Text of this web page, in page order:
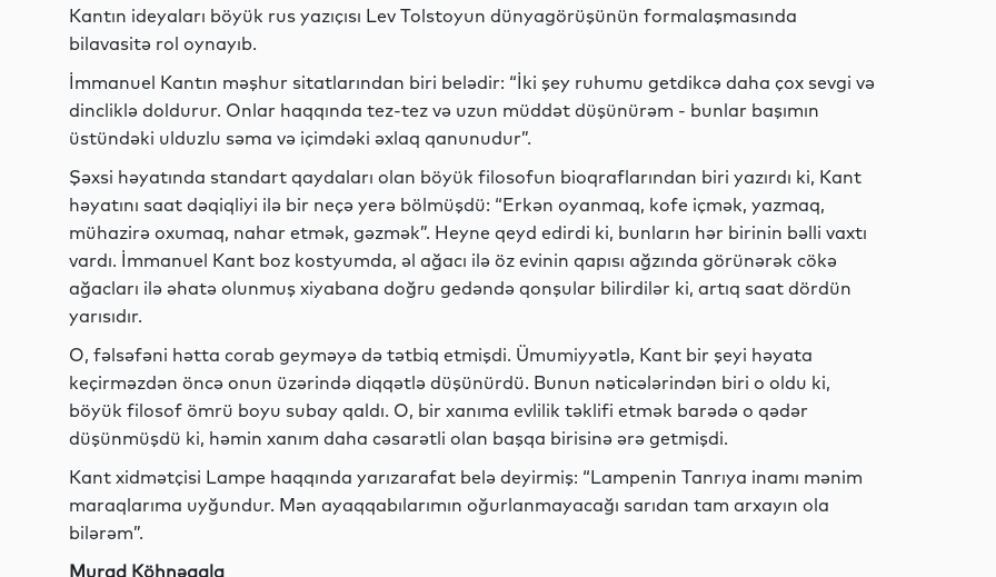
Kantın ideyaları böyük rus yazıçısı Lev Tolstoyun dünyagörüşünün formalaşmasında
bilavasitə rol oynayıb.
İmmanuel Kantın məşhur sitatlarından biri belədir: “İki şey ruhumu getdikcə daha çox sevgi və
dincliklə doldurur. Onlar haqqında tez-tez və uzun müddət düşünürəm - bunlar başımın
üstündəki ulduzlu səma və içimdəki əxlaq qanunudur”.
Şəxsi həyatında standart qaydaları olan böyük filosofun bioqraflarından biri yazırdı ki, Kant
həyatını saat dəqiqliyi ilə bir neçə yerə bölmüşdü: “Erkən oyanmaq, kofe içmək, yazmaq,
mühazirə oxumaq, nahar etmək, gəzmək”. Heyne qeyd edirdi ki, bunların hər birinin bəlli vaxtı
vardı. İmmanuel Kant boz kostyumda, əl ağacı ilə öz evinin qapısı ağzında görünərək cökə
ağacları ilə əhatə olunmuş xiyabana doğru gedəndə qonşular bilirdilər ki, artıq saat dördün
yarısıdır.
O, fəlsəfəni hətta corab geyməyə də tətbiq etmişdi. Ümumiyyətlə, Kant bir şeyi həyata
keçirməzdən öncə onun üzərində diqqətlə düşünürdü. Bunun nəticələrindən biri o oldu ki,
böyük filosof ömrü boyu subay qaldı. O, bir xanıma evlilik təklifi etmək barədə o qədər
düşünmüşdü ki, həmin xanım daha cəsarətli olan başqa birisinə ərə getmişdi.
Kant xidmətçisi Lampe haqqında yarızarafat belə deyirmiş: “Lampenin Tanrıya inamı mənim
maraqlarıma uyğundur. Mən ayaqqabılarımın oğurlanmayacağı sarıdan tam arxayın ola
bilərəm”.
Murad Köhnəqala